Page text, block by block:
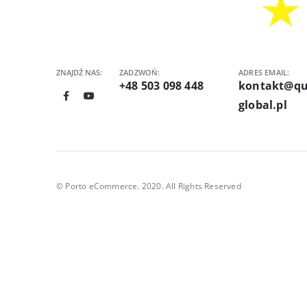
FAQ
Chwytak
komponentach
Czym
ściskania ich
Kiedy
Quick 381A
ZNAJDŹ NAS: ZADZWOŃ:
+48 503 098 448
ADRES EMAIL:
global.pl
© Porto eCommerce. 2020. All Rights Reserved